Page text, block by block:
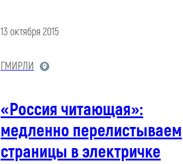
13 октября 2015
ГМИРЛИ
«Россия читающая»:
медленно перелистываем
страницы в электричке